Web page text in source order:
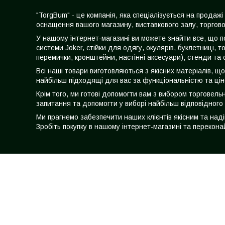
"TorgBum" - це компанія, яка спеціалізується на
оснащення вашого магазину, виставкового залу,
У нашому інтернет-магазині ви можете знайти все, що
системи Joker, стійки для одягу, окулярів, буклетниці,
перемички, кронштейни, настінні аксесуари), стенди
Всі наші товари виготовляються з якісних матеріалів,
найбільш підходящі для вас за функціональністю та
Крім того, ми готові допомогти вам з вибором
запитання та допомогти у виборі найбільш
Ми прагнемо забезпечити наших клієнтів якісним та
Зробіть покупку в нашому інтернет-магазині та